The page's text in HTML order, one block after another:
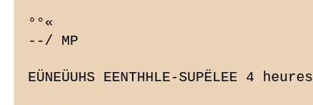
°°«
--/ MP
EÜNEÜUHS EENTHHLE-SUPËLEE 4